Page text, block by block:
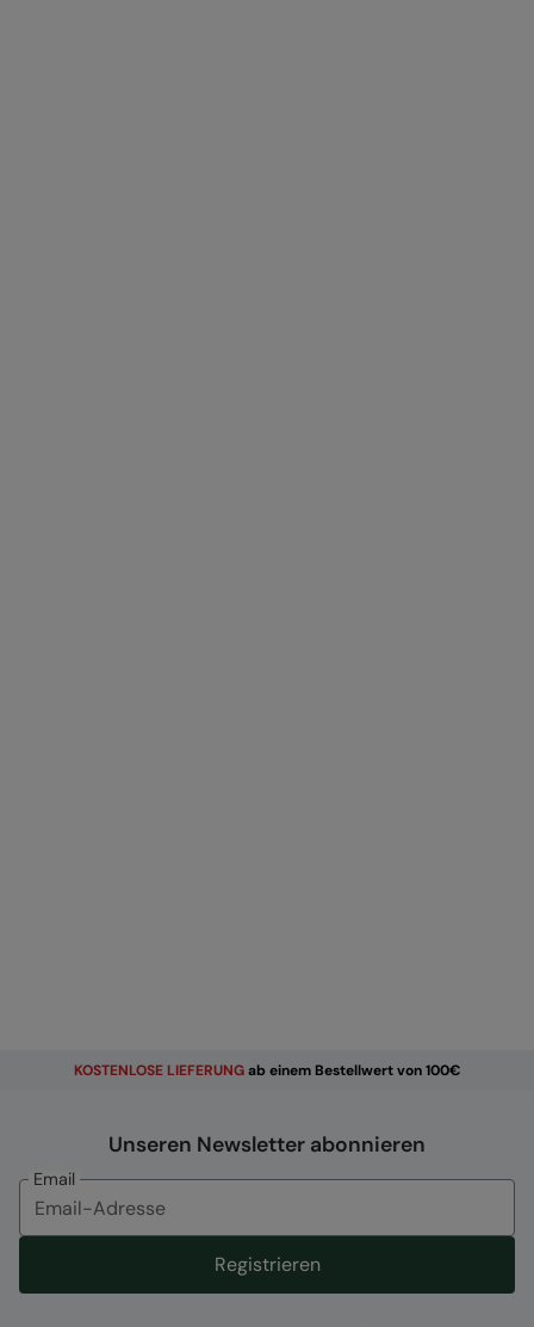
KOSTENLOSE LIEFERUNGab einem Bestellwert von 100€
Unseren Newsletter abonnieren
Email
Registrieren